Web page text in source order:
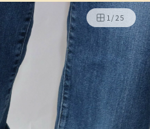
1/25